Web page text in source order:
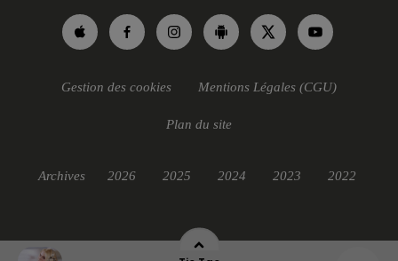
Gestion des cookies Mentions Légales (CGU)
Plan du site
Archives 2026 2025 2024 2023 2022